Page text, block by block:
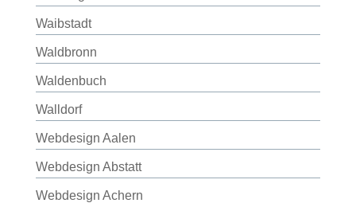
Waibstadt
Waldbronn
Waldenbuch
Walldorf
Webdesign Aalen
Webdesign Abstatt
Webdesign Achern